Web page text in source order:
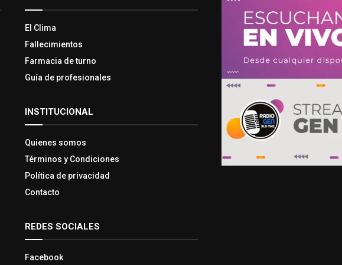
El Clima
Fallecimientos
Farmacia de turno
Guía de profesionales
INSTITUCIONAL
Quienes somos
Términos y Condiciones
Política de privacidad
Contacto
REDES SOCIALES
Facebook